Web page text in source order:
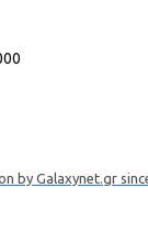
by Galaxynet.gr